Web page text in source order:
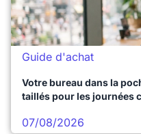
Guide d'achat
Votre bureau dans la
taillés pour les journées
07/08/2026